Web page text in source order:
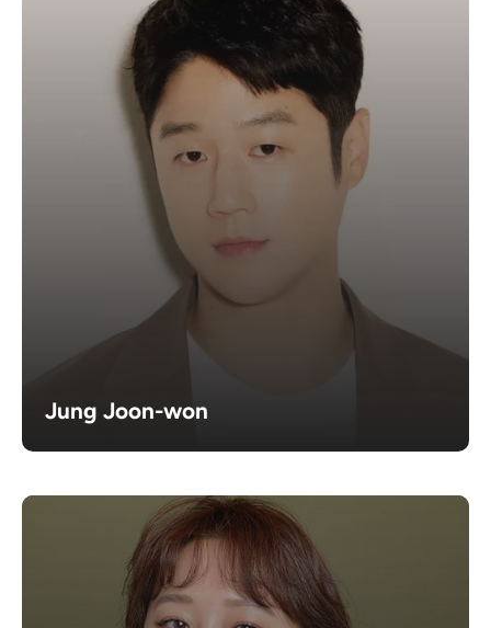
Jung Joon-won